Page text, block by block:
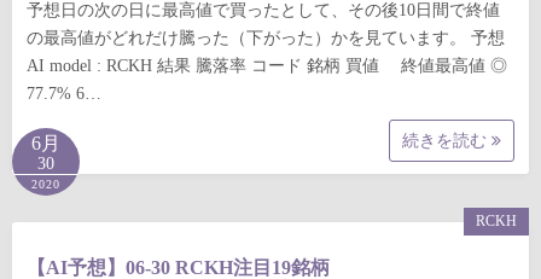
予想日の次の日に最高値で買ったとして、その後10日間で終値
の最高値がどれだけ騰った（下がった）かを見ています。 予想
AI model : RCKH 結果 騰落率 コード 銘柄 買値 終値最高値 ◎
77.7% 6…
続きを読む
6月
30
2020
【AI予想】06-30 RCKH注目19銘柄
RCKH